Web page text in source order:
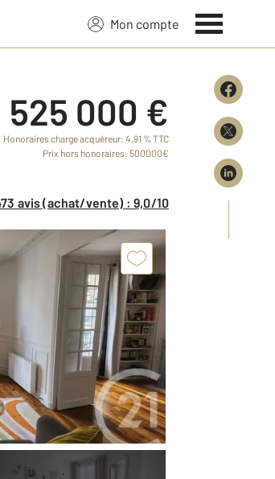
Mon compte
525 000 €
Honoraires charge acquéreur: 4,91 % TTC
Prix hors honoraires: 500000€
473 avis (achat/vente) : 9,0/10